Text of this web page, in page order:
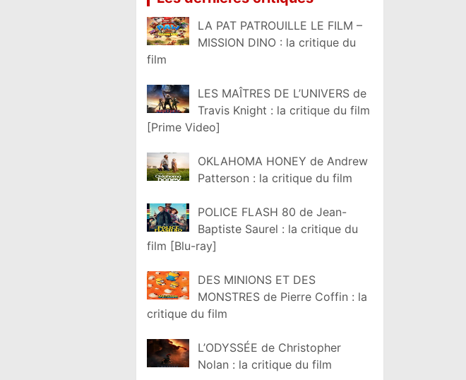
LA PAT PATROUILLE LE FILM –
MISSION DINO : la critique du
film
LES MAÎTRES DE L’UNIVERS de
Travis Knight : la critique du film
[Prime Video]
OKLAHOMA HONEY de Andrew
Patterson : la critique du film
POLICE FLASH 80 de Jean-
Baptiste Saurel : la critique du
film [Blu-ray]
DES MINIONS ET DES
MONSTRES de Pierre Coffin : la
critique du film
L’ODYSSÉE de Christopher
Nolan : la critique du film